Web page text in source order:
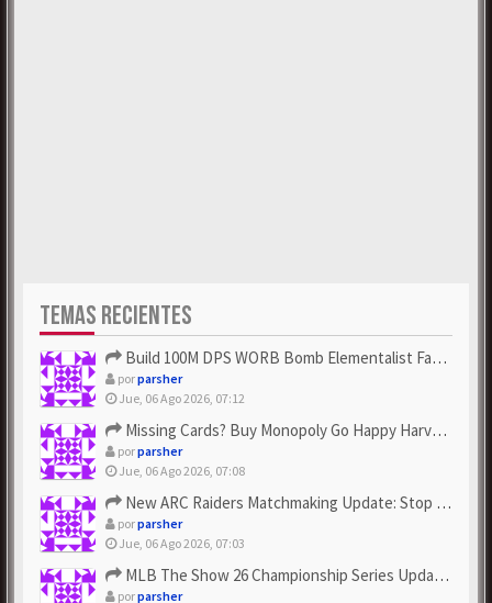
TEMAS RECIENTES
Build 100M DPS WORB Bomb Elementalist Fast - Grab POE Curren...
porparsher
Jue, 06 Ago 2026, 07:12
Missing Cards? Buy Monopoly Go Happy Harvest with Looney Tun...
porparsher
Jue, 06 Ago 2026, 07:08
New ARC Raiders Matchmaking Update: Stop Failed - Grab Bluep...
porparsher
Jue, 06 Ago 2026, 07:03
MLB The Show 26 Championship Series Update! Get Cheap & ...
porparsher